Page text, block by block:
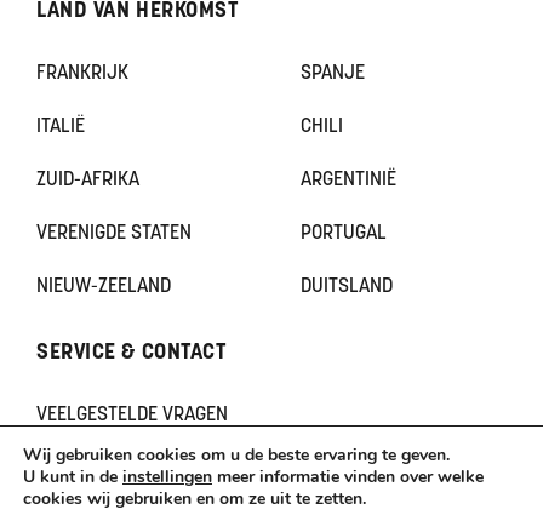
LAND VAN HERKOMST
FRANKRIJK SPANJE
ITALIË CHILI
ZUID-AFRIKA ARGENTINIË
VERENIGDE STATEN PORTUGAL
NIEUW-ZEELAND DUITSLAND
SERVICE & CONTACT
VEELGESTELDE VRAGEN
CONTACT
KLACHTEN
TERUGBETAAL- EN RETOURNERINGSBELEID
Wij gebruiken cookies om u de beste ervaring te geven.
U kunt in de instellingen meer informatie vinden over welke
cookies wij gebruiken en om ze uit te zetten.